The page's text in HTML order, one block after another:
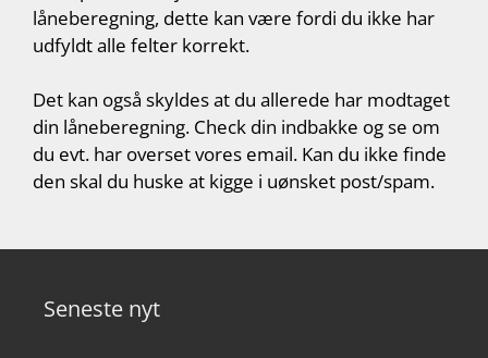
låneberegning, dette kan være fordi du ikke har
udfyldt alle felter korrekt.
Det kan også skyldes at du allerede har modtaget
din låneberegning. Check din indbakke og se om
du evt. har overset vores email. Kan du ikke finde
den skal du huske at kigge i uønsket post/spam.
Seneste nyt